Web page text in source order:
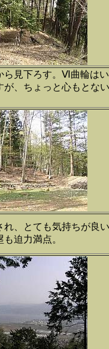
ら見下ろす。Ⅵ曲輪は
が、ちょっと心もとな
れ、とても気持ちが良
迫力満点。